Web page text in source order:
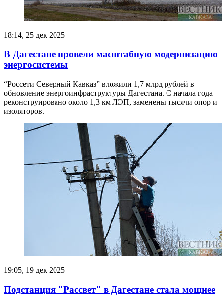
18:14, 25 дек 2025
В Дагестане провели масштабную модернизацию
энергосистемы
“Россети Северный Кавказ” вложили 1,7 млрд рублей в
обновление энергоинфраструктуры Дагестана. С начала года
реконструировано около 1,3 км ЛЭП, заменены тысячи опор и
изоляторов.
19:05, 19 дек 2025
Подстанция "Рассвет" в Дагестане стала мощнее